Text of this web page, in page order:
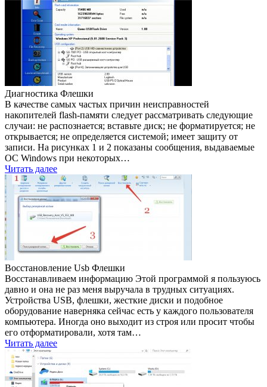
Диагностика Флешки
В качестве самых частых причин неисправностей
накопителей flash-памяти следует рассматривать следующие
случаи: не распознается; вставьте диск; не форматируется; не
открывается; не определяется системой; имеет защиту от
записи. На рисунках 1 и 2 показаны сообщения, выдаваемые
ОС Windows при некоторых…
Читать далее
Восстановление Usb Флешки
Восстанавливаем информацию Этой программой я пользуюсь
давно и она не раз меня выручала в трудных ситуациях.
Устройства USB, флешки, жесткие диски и подобное
оборудование наверняка сейчас есть у каждого пользователя
компьютера. Иногда оно выходит из строя или просит чтобы
его отформатировали, хотя там…
Читать далее